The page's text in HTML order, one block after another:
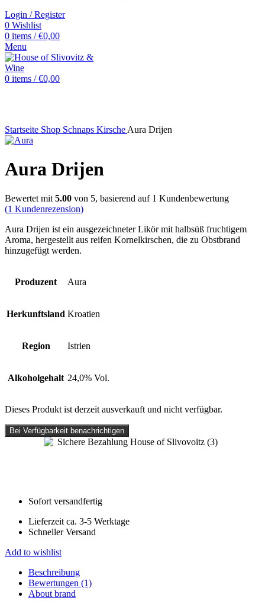
Login / Register
0 Wishlist
0 items / €0,00
Menu
0 items / €0,00
Startseite Shop Schnaps Kirsche Aura Drijen
Aura Drijen
Bewertet mit 5.00 von 5, basierend auf 1 Kundenbewertung
(1 Kundenrezension)
Aura Drijen ist ein ausgezeichneter Likör mit halbsüß fruchtigem
Aroma, hergestellt aus reifen Kornelkirschen, die zu Obstbrand
hinzugefügt werden.
Produzent Aura
Herkunftsland Kroatien
Region Istrien
Alkoholgehalt 24,0% Vol.
Dieses Produkt ist derzeit ausverkauft und nicht verfügbar.
Bei Verfügbarkeit benachrichtigen
Sofort versandfertig
Lieferzeit ca. 3-5 Werktage
Schneller Versand
Add to wishlist
Beschreibung
Bewertungen (1)
About brand